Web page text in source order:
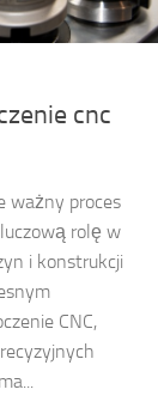
cnc
ważny proces
rolę w
i konstrukcji
CNC,